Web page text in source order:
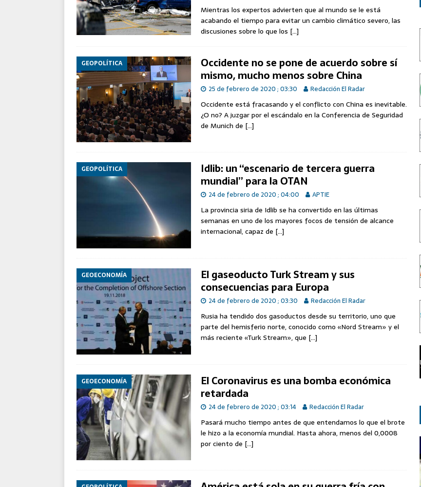
Mientras los expertos advierten que al mundo se le está
acabando el tiempo para evitar un cambio climático severo, las
discusiones sobre lo que los […]
GEOPOLÍTICA
Occidente no se pone de acuerdo sobre sí
mismo, mucho menos sobre China
25 de febrero de 2020 ; 03:30 Redacción El Radar
Occidente está fracasando y el conflicto con China es inevitable.
¿O no? A juzgar por el escándalo en la Conferencia de Seguridad
de Munich de […]
GEOPOLÍTICA
Idlib: un “escenario de tercera guerra
mundial” para la OTAN
24 de febrero de 2020 ; 04:00 APTIE
La provincia siria de Idlib se ha convertido en las últimas
semanas en uno de los mayores focos de tensión de alcance
internacional, capaz de […]
GEOECONOMÍA
El gaseoducto Turk Stream y sus
consecuencias para Europa
24 de febrero de 2020 ; 03:30 Redacción El Radar
Rusia ha tendido dos gasoductos desde su territorio, uno que
parte del hemisferio norte, conocido como «Nord Stream» y el
más reciente «Turk Stream», que […]
GEOECONOMÍA
El Coronavirus es una bomba económica
retardada
24 de febrero de 2020 ; 03:14 Redacción El Radar
Pasará mucho tiempo antes de que entendamos lo que el brote
le hizo a la economía mundial. Hasta ahora, menos del 0,0008
por ciento de […]